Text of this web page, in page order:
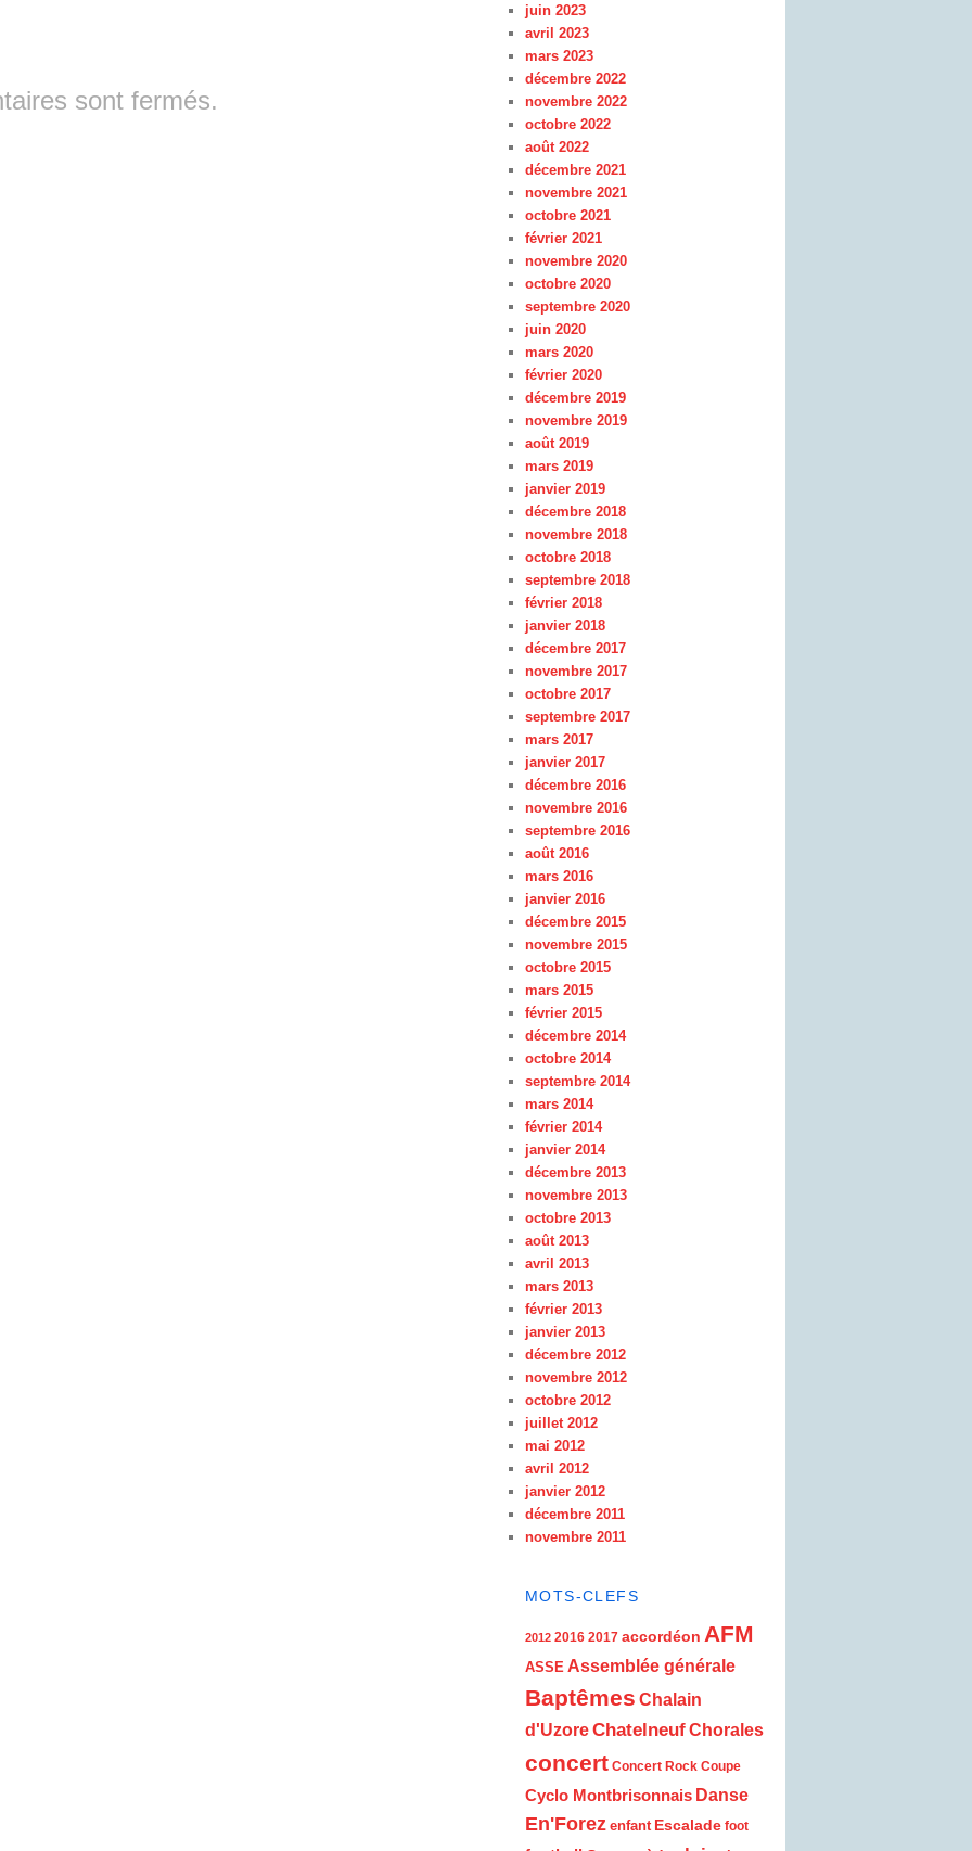
sont fermés.
juin 2023
avril 2023
mars 2023
décembre 2022
novembre 2022
octobre 2022
août 2022
décembre 2021
novembre 2021
octobre 2021
février 2021
novembre 2020
octobre 2020
septembre 2020
juin 2020
mars 2020
février 2020
décembre 2019
novembre 2019
août 2019
mars 2019
janvier 2019
décembre 2018
novembre 2018
octobre 2018
septembre 2018
février 2018
janvier 2018
décembre 2017
novembre 2017
octobre 2017
septembre 2017
mars 2017
janvier 2017
décembre 2016
novembre 2016
septembre 2016
août 2016
mars 2016
janvier 2016
décembre 2015
novembre 2015
octobre 2015
mars 2015
février 2015
décembre 2014
octobre 2014
septembre 2014
mars 2014
février 2014
janvier 2014
décembre 2013
novembre 2013
octobre 2013
août 2013
avril 2013
mars 2013
février 2013
janvier 2013
décembre 2012
novembre 2012
octobre 2012
juillet 2012
mai 2012
avril 2012
janvier 2012
décembre 2011
novembre 2011
MOTS-CLEFS
2012 2016 2017 accordéon AFM
ASSE Assemblée générale
Baptêmes Chalain
d'UzoreChatelneufChorales
concert Concert Rock Coupe
Cyclo Montbrisonnais Danse
En'Forez enfant Escalade foot